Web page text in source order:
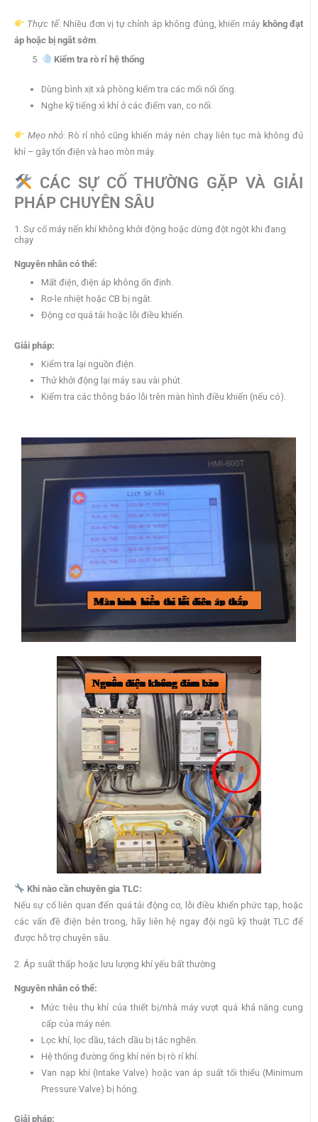
Thực tế: Nhiều đơn vị tự chỉnh áp không đúng, khiến máy không đạt
áp hoặc bị ngắt sớm
Kiểm tra rò rỉ hệ thống
Dùng bình xịt xà phòng kiểm tra các mối nối ống.
Nghe kỹ tiếng xì khí ở các điểm van, co nối.
Mẹo nhỏ: Rò rỉ nhỏ cũng khiến máy nén chạy liên tục mà không đủ
khí – gây tốn điện và hao mòn máy.
CÁC SỰ CỐ THƯỜNG GẶP VÀ GIẢI
PHÁP CHUYÊN SÂU
1. Sự cố máy nến khí không khởi động hoặc dừng đột ngột khi đang
chạy
Nguyên nhân có thể:
Mất điện, điện áp không ổn định.
Rơ-le nhiệt hoặc CB bị ngắt.
Động cơ quá tải hoặc lỗi điều khiển.
Giải pháp:
Kiểm tra lại nguồn điện.
Thử khởi động lại máy sau vài phút.
Kiểm tra các thông báo lỗi trên màn hình điều khiển (nếu có).
Khi nào cần chuyên gia TLC:
Nếu sự cố liên quan đến quá tải động cơ, lỗi điều khiển phức tạp, hoặc
các vấn đề điện bên trong, hãy liên hệ ngay đội ngũ kỹ thuật TLC để
được hỗ trợ chuyên sâu.
2. Áp suất thấp hoặc lưu lượng khí yếu bất thường
Nguyên nhân có thể:
Mức tiêu thụ khí của thiết bị/nhà máy vượt quá khả năng cung
cấp của máy nén.
Lọc khí, lọc dầu, tách dầu bị tắc nghẽn.
Hệ thống đường ống khí nén bị rò rỉ khí.
Van nạp khí (Intake Valve) hoặc van áp suất tối thiểu (Minimum
Pressure Valve) bị hỏng.
Giải pháp: